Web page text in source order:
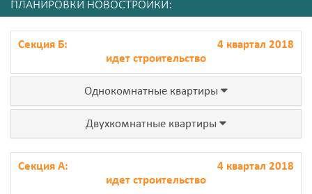
ПЛАНИРОВКИ НОВОСТРОЙКИ:
Секция Б:
4 квартал 2018
идет строительство
Однокомнатные квартиры
Двухкомнатные квартиры
Секция А:
4 квартал 2018
идет строительство